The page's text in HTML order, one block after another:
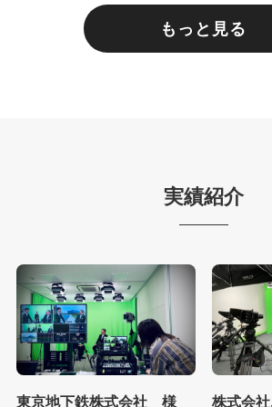
もっと見る
実績紹介
東京地下鉄株式会社 様 株式会社